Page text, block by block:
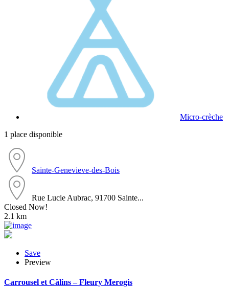
Micro-crèche
1 place disponible
Sainte-Genevieve-des-Bois
Rue Lucie Aubrac, 91700 Sainte...
Closed Now!
2.1 km
Save
Preview
Carrousel et Câlins – Fleury Merogis